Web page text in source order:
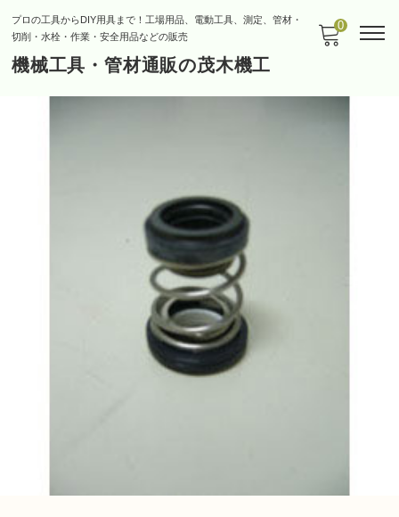
プロの工具からDIY用具まで！工場用品、電動工具、測定、管材・
切削・水栓・作業・安全用品などの販売
機械工具・管材通販の茂木機工
0